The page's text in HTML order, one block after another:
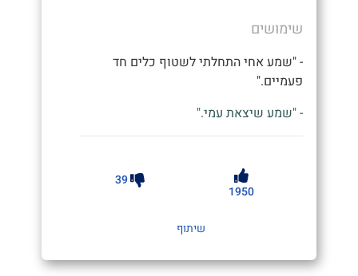
שימושים
- "שמע אחי התחלתי לשטוף כלים חד
פעמיים."
- "שמע שיצאת עמי."
1950
39
שיתוף